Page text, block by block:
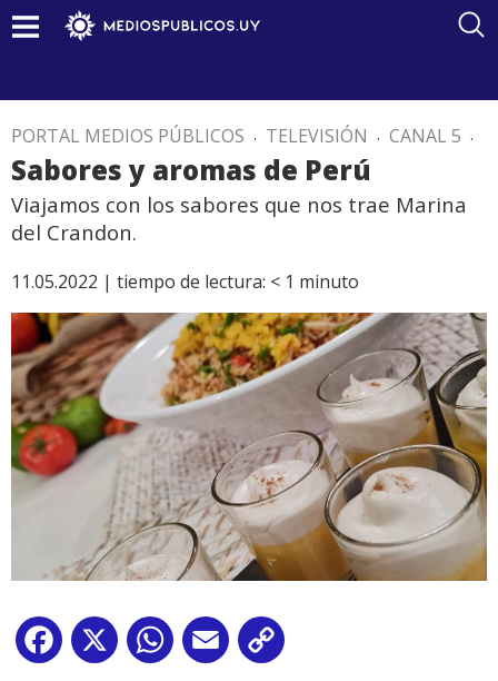
PORTAL MEDIOS PÚBLICOS . TELEVISIÓN . CANAL 5 .
Sabores y aromas de Perú
Viajamos con los sabores que nos trae Marina
del Crandon.
11.05.2022 | tiempo de lectura: < 1 minuto
Facebook
X WhatsApp
Email